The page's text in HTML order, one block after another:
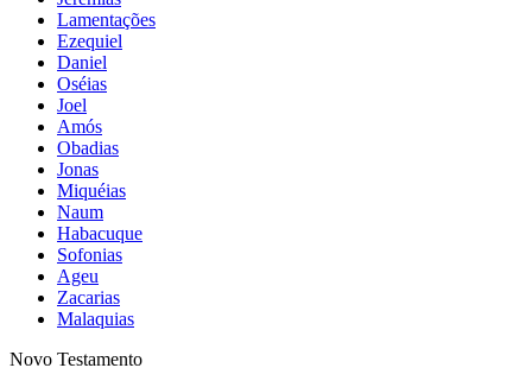
Lamentações
Ezequiel
Daniel
Oséias
Joel
Amós
Obadias
Jonas
Miquéias
Naum
Habacuque
Sofonias
Ageu
Zacarias
Malaquias
Novo Testamento